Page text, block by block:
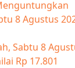
8 Agustus
Sabtu 8
Rp 17.801